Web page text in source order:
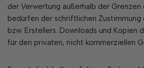
der Verwertung außerhalb der
bedürfen der schriftlichen Zustimmung
bzw. Erstellers. Downloads und Kopien
für den privaten, nicht kommerziellen